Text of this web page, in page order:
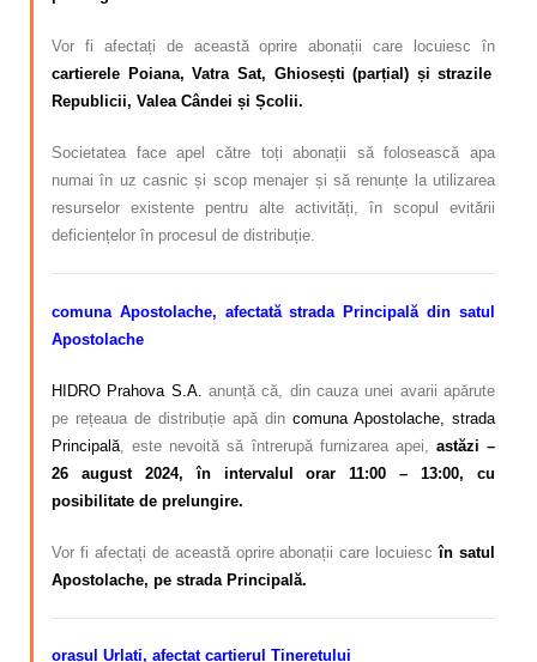
Vor fi afectați de această oprire abonații care locuiesc în
cartierele Poiana, Vatra Sat, Ghiosești (parțial) și strazile
Republicii, Valea Cândei și Școlii.
Societatea face apel către toți abonații să folosească apa
numai în uz casnic și scop menajer și să renunțe la utilizarea
resurselor existente pentru alte activități, în scopul evitării
deficiențelor în procesul de distribuție.
comuna Apostolache, afectată strada Principală din satul
Apostolache
HIDRO Prahova S.A. anunță că, din cauza unei avarii apărute
pe rețeaua de distribuție apă din comuna Apostolache, strada
Principală , este nevoită să întrerupă furnizarea apei, astăzi –
26 august 2024, în intervalul orar 11:00 – 13:00, cu
posibilitate de prelungire.
Vor fi afectați de această oprire abonații care locuiesc în satul
Apostolache, pe strada Principală.
orașul Urlați, afectat cartierul Tineretului